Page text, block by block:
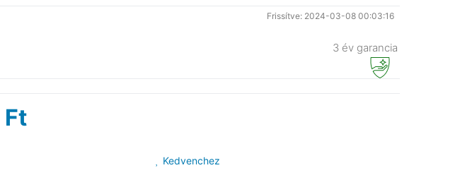
Frissítve: 2024-03-08 00:03:16
3 év garancia
Ft
Kedvenchez